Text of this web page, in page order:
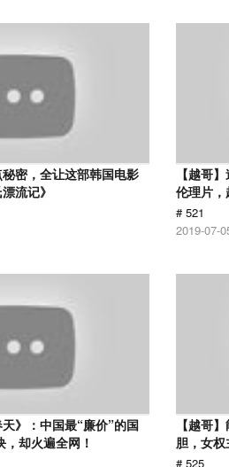
秘密，全让这部韩国电影
流记》
【越哥
伦理片，
# 521
2019-07-
天》：中国最“廉价”的国
却火遍全网！
【越哥
胆，女权
# 525